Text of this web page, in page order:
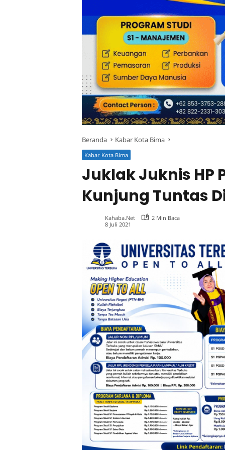
Beranda Kabar Kota Bima
Kabar Kota Bima
Juklak Juknis HP
Kunjung Tuntas
Kahaba.net
2 Min Baca
8 Juli 2021